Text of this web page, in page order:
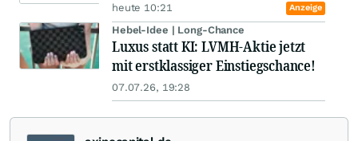
Nutzungshinweise (AGB) abzuändern oder zu erweitern. Der Nutzer erklärt
sich mit der Änderung einverstanden, sofern er nicht innerhalb einer Frist
von 14 Tagen per E-Mail widerspricht. Die Änderungen treten erst in Kraft,
wenn der Nutzer per E-Mail darauf aufmerksam gemacht wurde.
7.3. Es gilt ausschließlich das Recht der Bundesrepublik Deutschland. Die
Anwendung von UN-Kaufrecht ist ausgeschlossen.
7.4. Sollte eine dieser Bestimmungen unwirksam sein, so wird dadurch die
Wirksamkeit der übrigen Bestimmungen nicht berührt. Unwirksame
Bestimmungen werden durch solche wirksamen Regelungen ersetzt, die